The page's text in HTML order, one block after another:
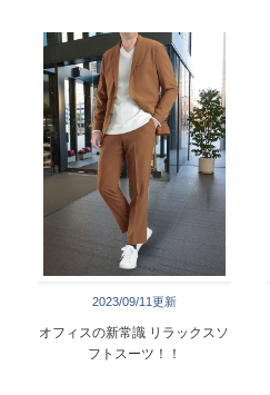
2023/09/11更新
オフィスの新常識 リラックスソ
フトスーツ！！